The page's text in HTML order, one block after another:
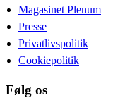
Magasinet Plenum
Presse
Privatlivspolitik
Cookiepolitik
Følg os